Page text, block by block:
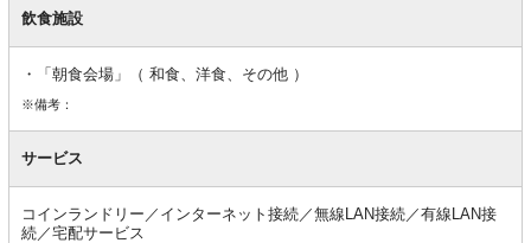
飲食施設
「朝食会場」（ 和食、洋食、その他 ）
※備考：
サービス
コインランドリー／インターネット接続／無線LAN接続／有線LAN接
続／宅配サービス